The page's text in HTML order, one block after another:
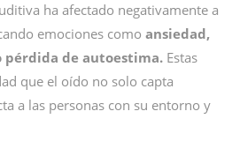
ha afectado negativamente a
emociones como ansiedad,
de autoestima. Estas
que el oído no solo capta
a las personas con su entorno y